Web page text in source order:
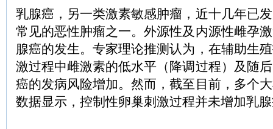
乳腺癌，另一类激素敏感肿瘤，近十几年已
常见的恶性肿瘤之一。外源性及内源性雌孕
腺癌的发生。专家理论推测认为，在辅助生
激过程中雌激素的低水平（降调过程）及随
癌的发病风险增加。然而，截至目前，多个
数据显示，控制性卵巢刺激过程并未增加乳